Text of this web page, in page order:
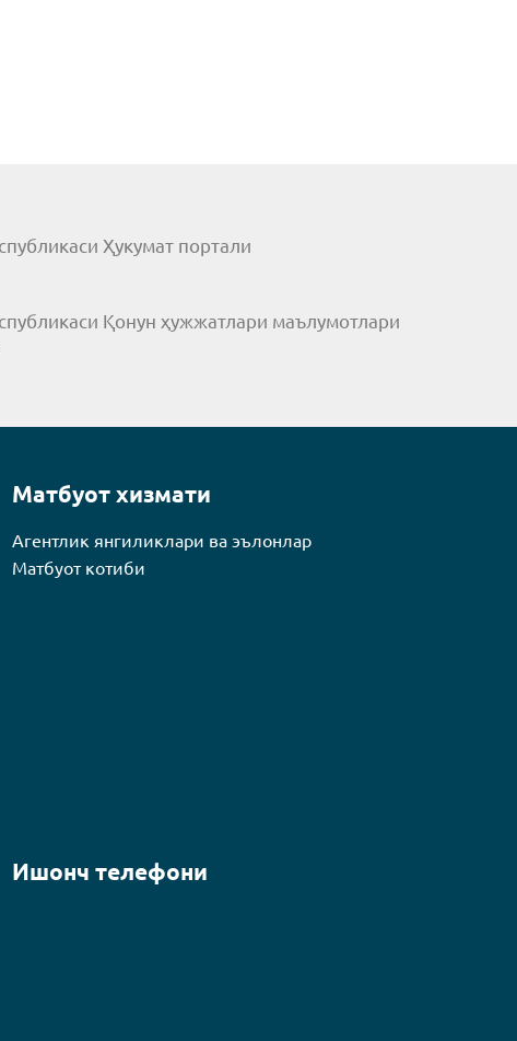
Ҳукумат портали
Қонун ҳужжатлари маълумотлари
Матбуот хизмати
Агентлик янгиликлари ва эълонлар
Матбуот котиби
Ишонч телефони